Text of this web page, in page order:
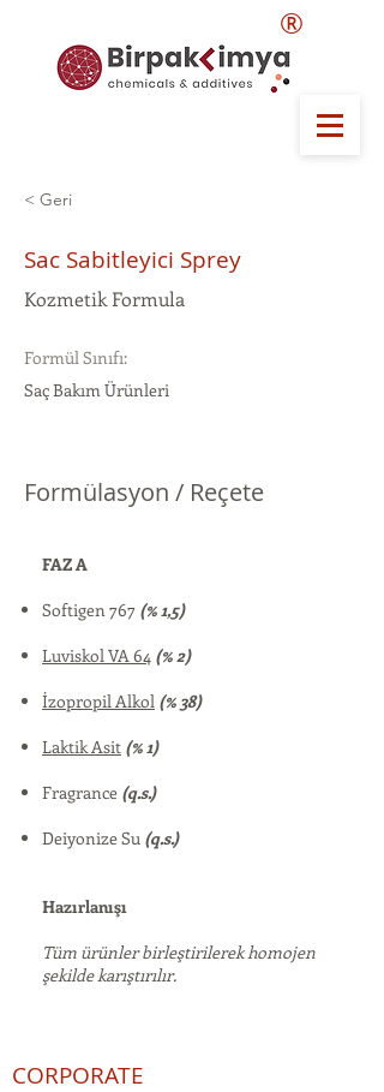
®
< Geri
Sac Sabitleyici Sprey
Kozmetik Formula
Formül Sınıfı:
Saç Bakım Ürünleri
Formülasyon / Reçete
FAZ A
Softigen 767 (% 1,5)
Luviskol VA 64 (% 2)
İzopropil Alkol (% 38)
Laktik Asit (% 1)
Fragrance (q.s.)
Deiyonize Su (q.s.)
Hazırlanışı
Tüm ürünler birleştirilerek homojen
şekilde karıştırılır.
CORPORATE